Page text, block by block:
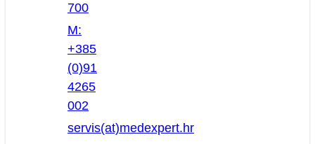
700
M:
+385
(0)91
4265
002
servis(at)medexpert.hr